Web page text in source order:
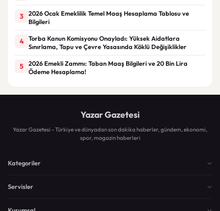
3
2026 Ocak Emeklilik Temel Maaş Hesaplama Tablosu ve
Bilgileri
4
Torba Kanun Komisyonu Onayladı: Yüksek Aidatlara
Sınırlama, Tapu ve Çevre Yasasında Köklü Değişiklikler
5
2026 Emekli Zammı: Taban Maaş Bilgileri ve 20 Bin Lira
Ödeme Hesaplama!
Yazar Gazetesi
Yazar Gazetesi - Türkiye ve dünyadan son dakika haberler, gündem, ekonomi,
spor, magazin haberleri
Kategoriler
Servisler